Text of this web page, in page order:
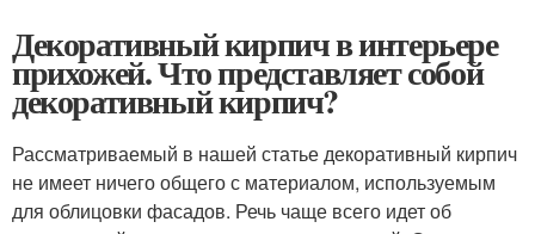
Декоративный кирпич в интерьере
прихожей. Что представляет собой
декоративный кирпич?
Рассматриваемый в нашей статье декоративный кирпич
не имеет ничего общего с материалом, используемым
для облицовки фасадов. Речь чаще всего идет об